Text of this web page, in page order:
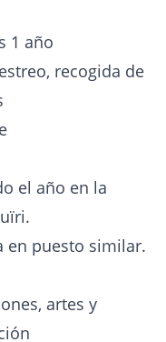
1 año
recogida de
el año en la
en puesto similar.
artes y